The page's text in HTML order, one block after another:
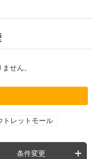
せん。
トレットモール
条件変更